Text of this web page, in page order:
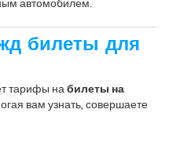
билеты для
тарифы на билеты на
вам узнать, совершаете